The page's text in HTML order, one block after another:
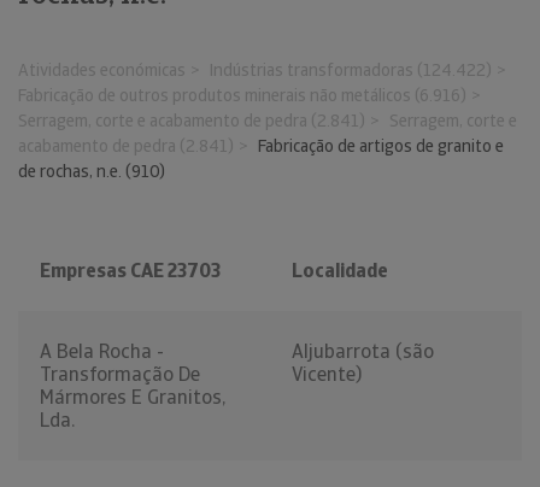
Atividades económicas
Indústrias transformadoras (124.422)
Fabricação de outros produtos minerais não metálicos (6.916)
Serragem, corte e acabamento de pedra (2.841)
Serragem, corte e
acabamento de pedra (2.841)
Fabricação de artigos de granito e
de rochas, n.e. (910)
Empresas CAE 23703 Localidade
A Bela Rocha -
Transformação De
Mármores E Granitos,
Lda.
Aljubarrota (são
Vicente)